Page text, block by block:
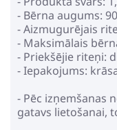
Pirkt
- Bērna augums:
- Aizmugurējais
- Maksimālais
- Priekšējie riteņi:
- Iepakojums:
- Pēc izņemšanas
gatavs lietošanai,